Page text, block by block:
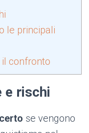
le principali
il confronto
e rischi
se vengono